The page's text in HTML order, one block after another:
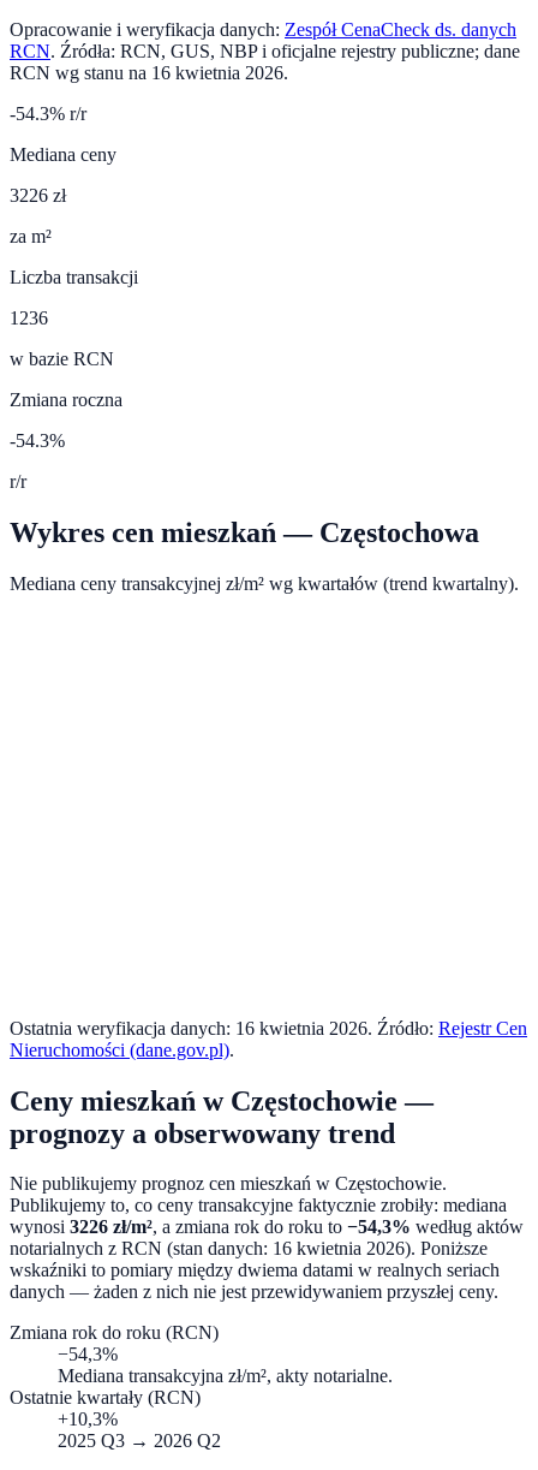
Opracowanie i weryfikacja danych: Zespół CenaCheck ds. danych
RCN. Źródła: RCN, GUS, NBP i oficjalne rejestry publiczne; dane
RCN wg stanu na 16 kwietnia 2026.
-54.3% r/r
Mediana ceny
3226 zł
za m²
Liczba transakcji
1236
w bazie RCN
Zmiana roczna
-54.3%
r/r
Wykres cen mieszkań — Częstochowa
Mediana ceny transakcyjnej zł/m² wg kwartałów (trend kwartalny).
Ostatnia weryfikacja danych: 16 kwietnia 2026. Źródło: Rejestr Cen
Nieruchomości (dane.gov.pl).
Ceny mieszkań w Częstochowie —
prognozy a obserwowany trend
Nie publikujemy prognoz cen mieszkań w Częstochowie.
Publikujemy to, co ceny transakcyjne faktycznie zrobiły: mediana
wynosi 3226 zł/m², a zmiana rok do roku to −54,3% według aktów
notarialnych z RCN (stan danych: 16 kwietnia 2026). Poniższe
wskaźniki to pomiary między dwiema datami w realnych seriach
danych — żaden z nich nie jest przewidywaniem przyszłej ceny.
Zmiana rok do roku (RCN)
−54,3%
Mediana transakcyjna zł/m², akty notarialne.
Ostatnie kwartały (RCN)
+10,3%
2025 Q3 → 2026 Q2